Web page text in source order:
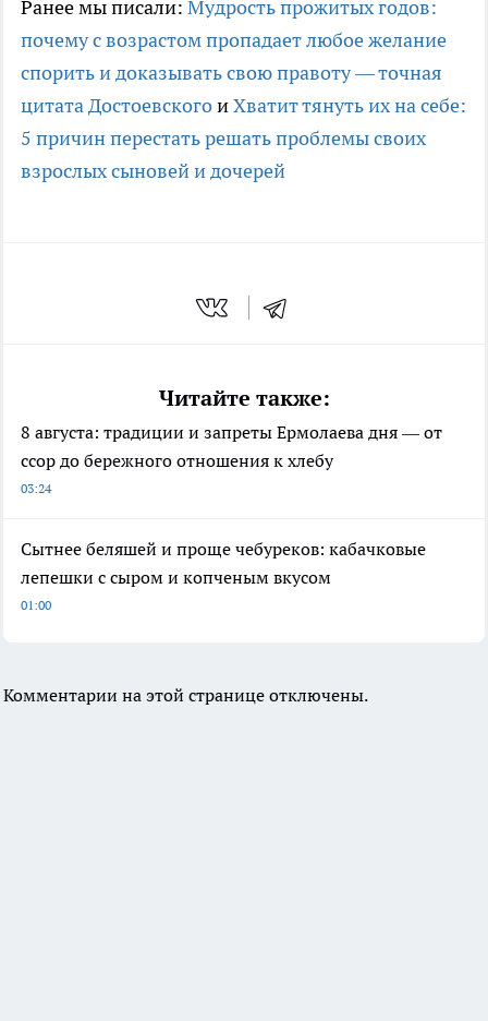
Ранее мы писали: Мудрость прожитых годов:
почему с возрастом пропадает любое желание
спорить и доказывать свою правоту — точная
цитата ДостоевскогоиХватит тянуть их на себе:
5 причин перестать решать проблемы своих
взрослых сыновей и дочерей
Читайте также:
8 августа: традиции и запреты Ермолаева дня — от
ссор до бережного отношения к хлебу
03:24
Сытнее беляшей и проще чебуреков: кабачковые
лепешки с сыром и копченым вкусом
01:00
Комментарии на этой странице отключены.